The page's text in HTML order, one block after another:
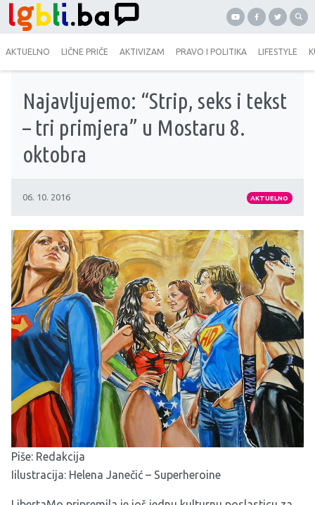
AKTUELNO LIČNE PRIČE AKTIVIZAM PRAVO I POLITIKA LIFESTYLE
Najavljujemo: “Strip, seks i tekst
– tri primjera” u Mostaru 8.
oktobra
06. 10. 2016 AKTUELNO
Piše: Redakcija
Iilustracija: Helena Janečić – Superheroine